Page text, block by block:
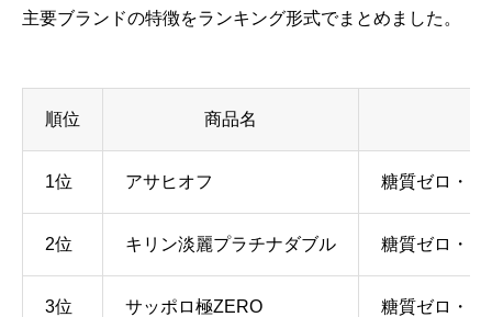
主要ブランドの特徴をランキング形式でまとめました。
順位 商品名
1位 アサヒオフ 糖質ゼロ・プ
2位 キリン淡麗プラチナダブル 糖質ゼロ・プ
3位 サッポロ極ZERO 糖質ゼロ・カ